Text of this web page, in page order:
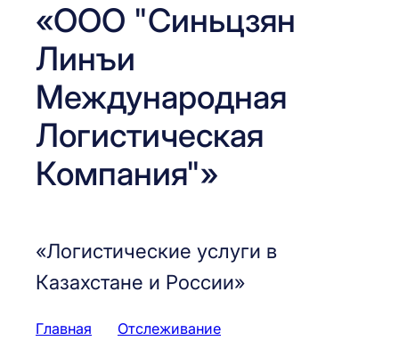
«ООО "Синьцзян
Линъи
Международная
Логистическая
Компания"»
«Логистические услуги в
Казахстане и России»
Главная
Отслеживание